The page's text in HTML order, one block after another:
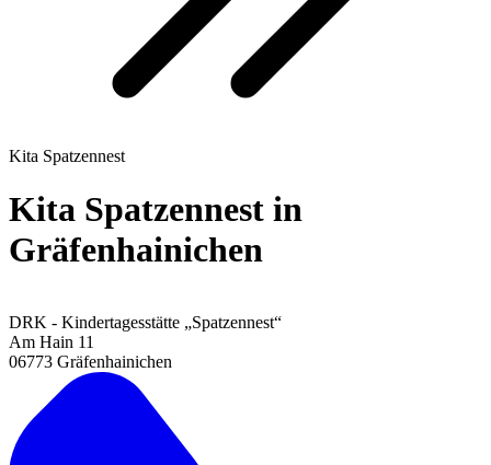
Kita Spatzennest
Kita Spatzennest in
Gräfenhainichen
DRK - Kindertagesstätte „Spatzennest“
Am Hain 11
06773 Gräfenhainichen